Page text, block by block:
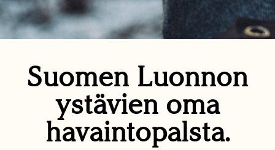
Suomen Luonnon
ystävien oma
havaintopalsta.